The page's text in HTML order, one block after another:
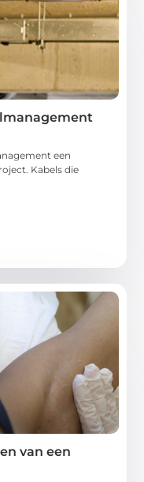
een
Kabels die
van een